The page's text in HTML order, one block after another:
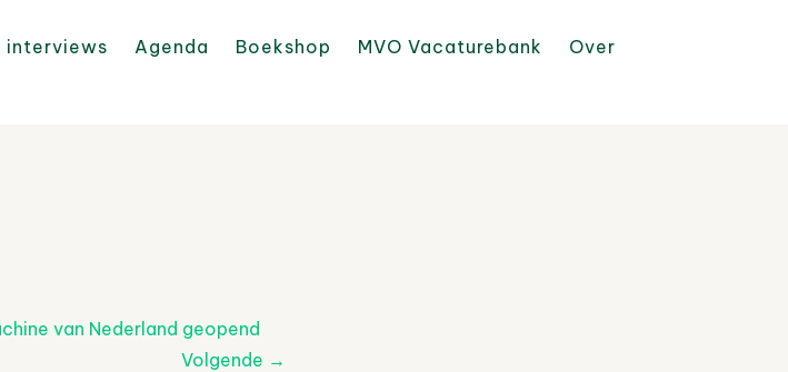
interviews Agenda Boekshop MVO Vacaturebank
Over
van Nederland geopend
Volgende →